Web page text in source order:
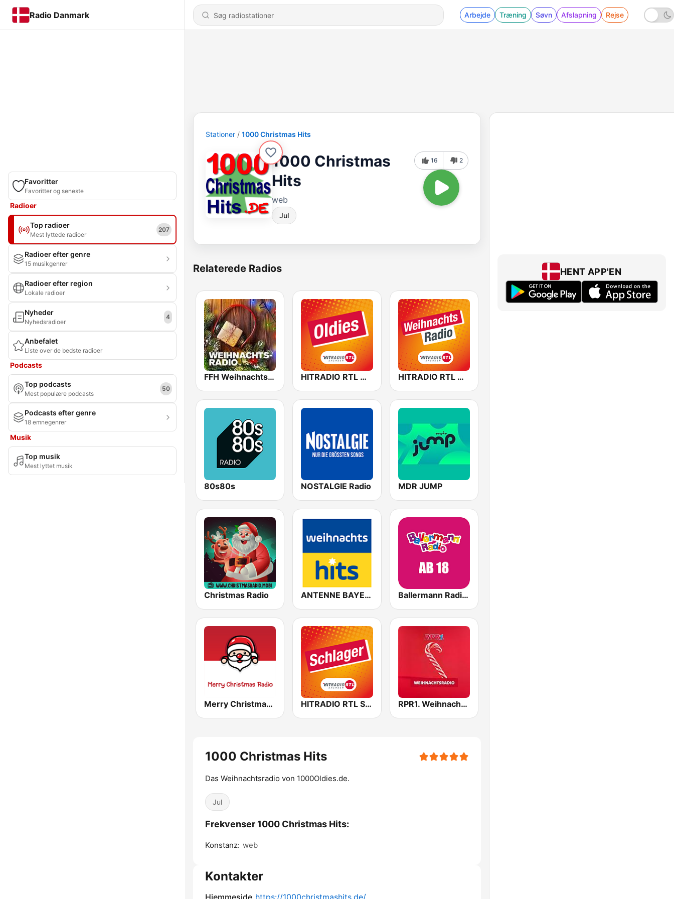
Radio Danmark Arbejde Træning Søvn Afslapning Rejse
Favoritter
Favoritter og seneste
Radioer
Top radioer
Mest lyttede radioer
207
Radioer efter genre
15 musikgenrer
Radioer efter region
Lokale radioer
Nyheder
Nyhedsradioer
4
Anbefalet
Liste over de bedste radioer
Podcasts
Top podcasts
Mest populære podcasts
50
Podcasts efter genre
18 emnegenrer
Musik
Top musik
Mest lyttet musik
Stationer 1000 Christmas Hits
1000 Christmas
Hits
web
Jul
16 2
Relaterede Radios
FFH Weihnachtsradio HITRADIO RTL Oldies HITRADIO RTL Weihnachtsradio
80s80s NOSTALGIE Radio MDR JUMP
Christmas Radio ANTENNE BAYERN Weihnachts Hits Ballermann Radio - Ab 18
Merry Christmas Radio HITRADIO RTL Schlager RPR1. Weihnachten - Dein Weihnachtsradio mit den besten Weihnachtsliedern
1000 Christmas Hits
Das Weihnachtsradio von 1000Oldies.de.
Jul
Frekvenser 1000 Christmas Hits:
Konstanz: web
Kontakter
HENT APP'EN